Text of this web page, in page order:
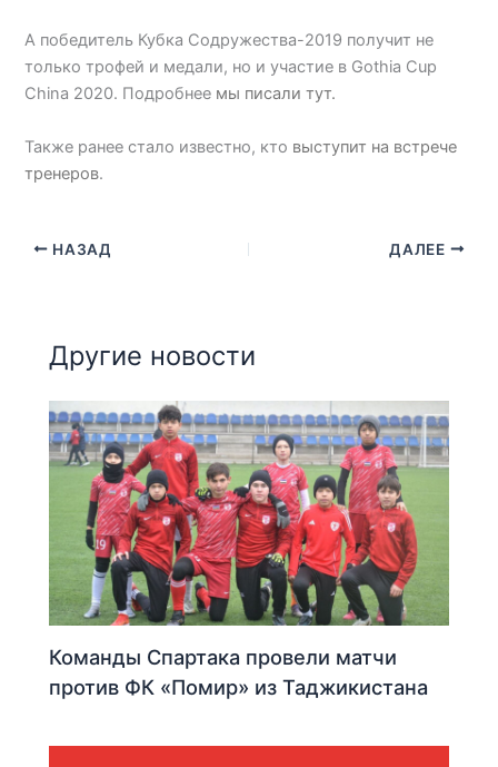
А победитель Кубка Содружества-2019 получит не
только трофей и медали, но и участие в Gothia Cup
China 2020. Подробнее мы писали тут.
Также ранее стало известно, кто выступит на встрече
тренеров.
НАЗАД ДАЛЕЕ
Другие новости
Команды Спартака провели матчи
против ФК «Помир» из Таджикистана